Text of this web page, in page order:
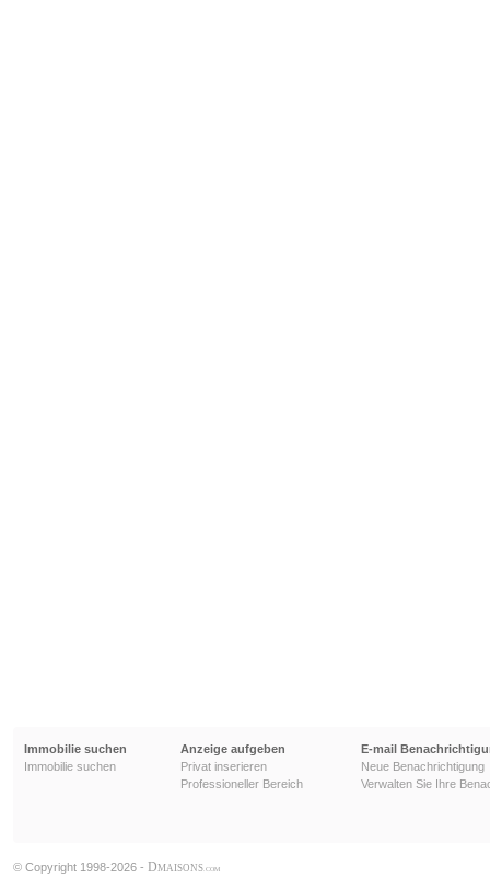
Immobilie suchen
Immobilie suchen
Anzeige aufgeben
Privat inserieren
Professioneller Bereich
E-mail
Neue Benachrichtigung
Verwalten Sie Ihre
© Copyright 1998-2026 - DMAISONS .COM